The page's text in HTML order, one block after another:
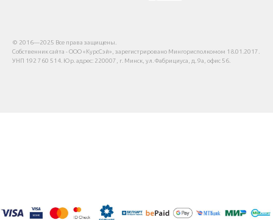
© 2016—2025 Все права защищены.
Собственник сайта - ООО «КурсСэй», зарегистрировано Мингорисполкомом 18.01.2017.
УНП 192 760 514. Юр. адрес: 220007, г. Минск, ул. Фабрициуса, д. 9а, офис 56.